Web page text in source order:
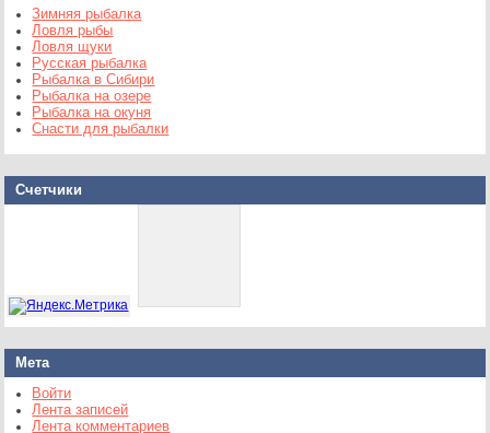
Зимняя рыбалка
Ловля рыбы
Ловля щуки
Русская рыбалка
Рыбалка в Сибири
Рыбалка на озере
Рыбалка на окуня
Снасти для рыбалки
Счетчики
Мета
Войти
Лента записей
Лента комментариев